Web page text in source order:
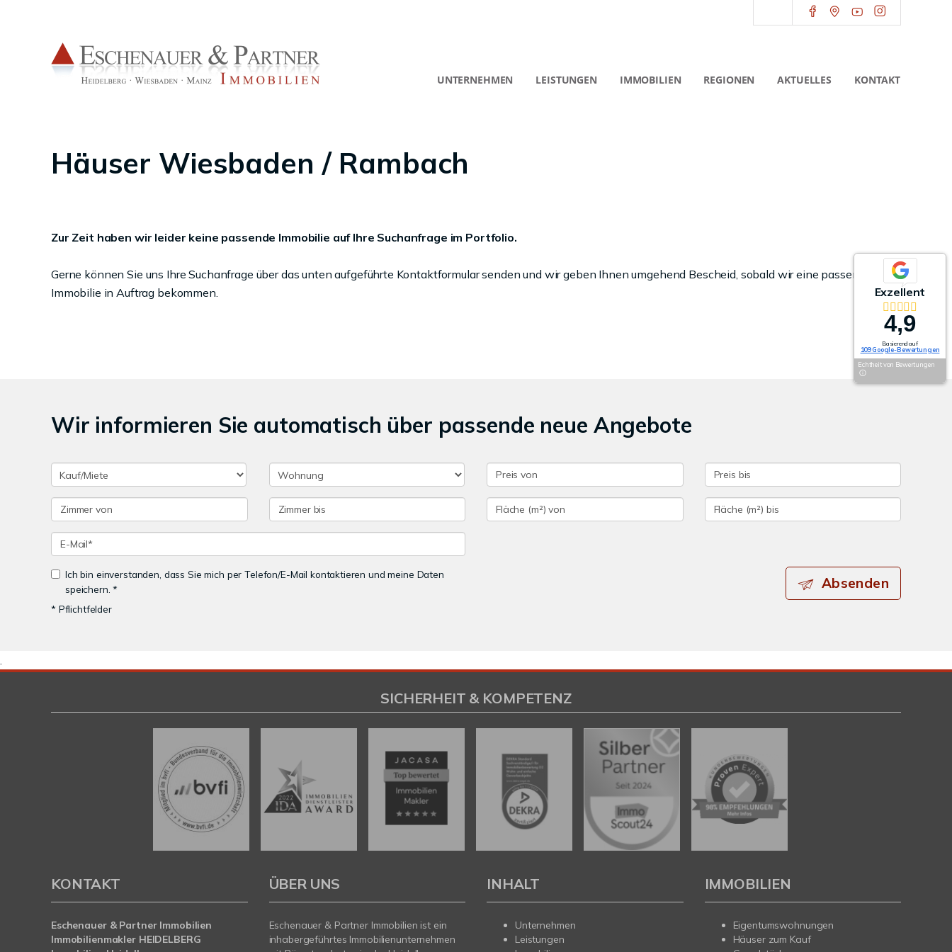
UNTERNEHMEN LEISTUNGEN IMMOBILIEN REGIONEN AKTUELLES KONTAKT
Häuser Wiesbaden / Rambach
Zur Zeit haben wir leider keine passende Immobilie auf Ihre Suchanfrage im Portfolio.
Gerne können Sie uns Ihre Suchanfrage über das unten aufgeführte Kontaktformular senden und wir geben Ihnen umgehend Bescheid, sobald wir eine passende
Immobilie in Auftrag bekommen.
Wir informieren Sie automatisch über passende neue Angebote
Ich bin einverstanden, dass Sie mich per Telefon/E-Mail kontaktieren und meine Daten
speichern. *
* Pflichtfelder
Absenden
Exzellent
4,9
Basierend auf
109 Google-Bewertungen
Echtheit von Bewertungen
.
SICHERHEIT & KOMPETENZ
KONTAKT
Eschenauer & Partner Immobilien
Immobilienmakler HEIDELBERG
ÜBER UNS
Eschenauer & Partner Immobilien ist ein
inhabergeführtes Immobilienunternehmen
INHALT
Unternehmen
Leistungen
IMMOBILIEN
Eigentumswohnungen
Häuser zum Kauf